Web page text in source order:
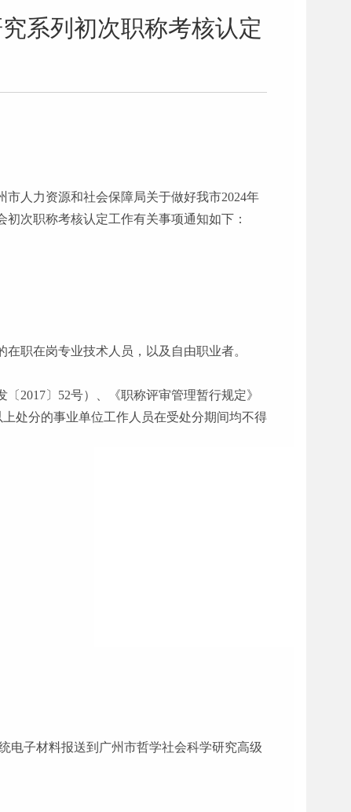
系列初次职称考核认定
市人力资源和社会保障局关于做好我市2024年
次职称考核认定工作有关事项通知如下：
职在岗专业技术人员，以及自由职业者。
2017〕52号）、《职称评审管理暂行规定》
处分的事业单位工作人员在受处分期间均不得
电子材料报送到广州市哲学社会科学研究高级